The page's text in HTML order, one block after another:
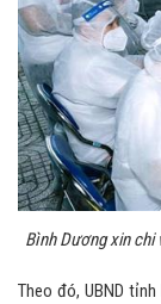
Bình Dương xin chi
Theo đó, UBND